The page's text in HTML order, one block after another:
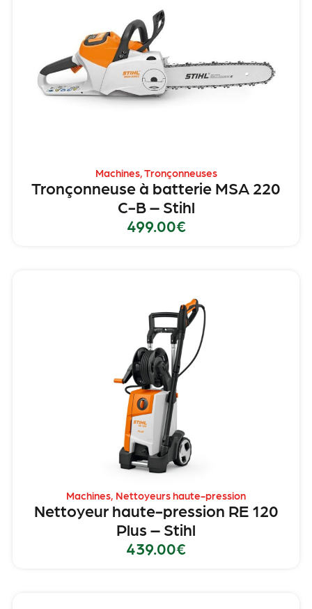
Machines,Tronçonneuses
Tronçonneuse à batterie MSA 220
C-B – Stihl
499.00€
Machines, Nettoyeurs haute-pression
Nettoyeur haute-pression RE 120
Plus – Stihl
439.00€